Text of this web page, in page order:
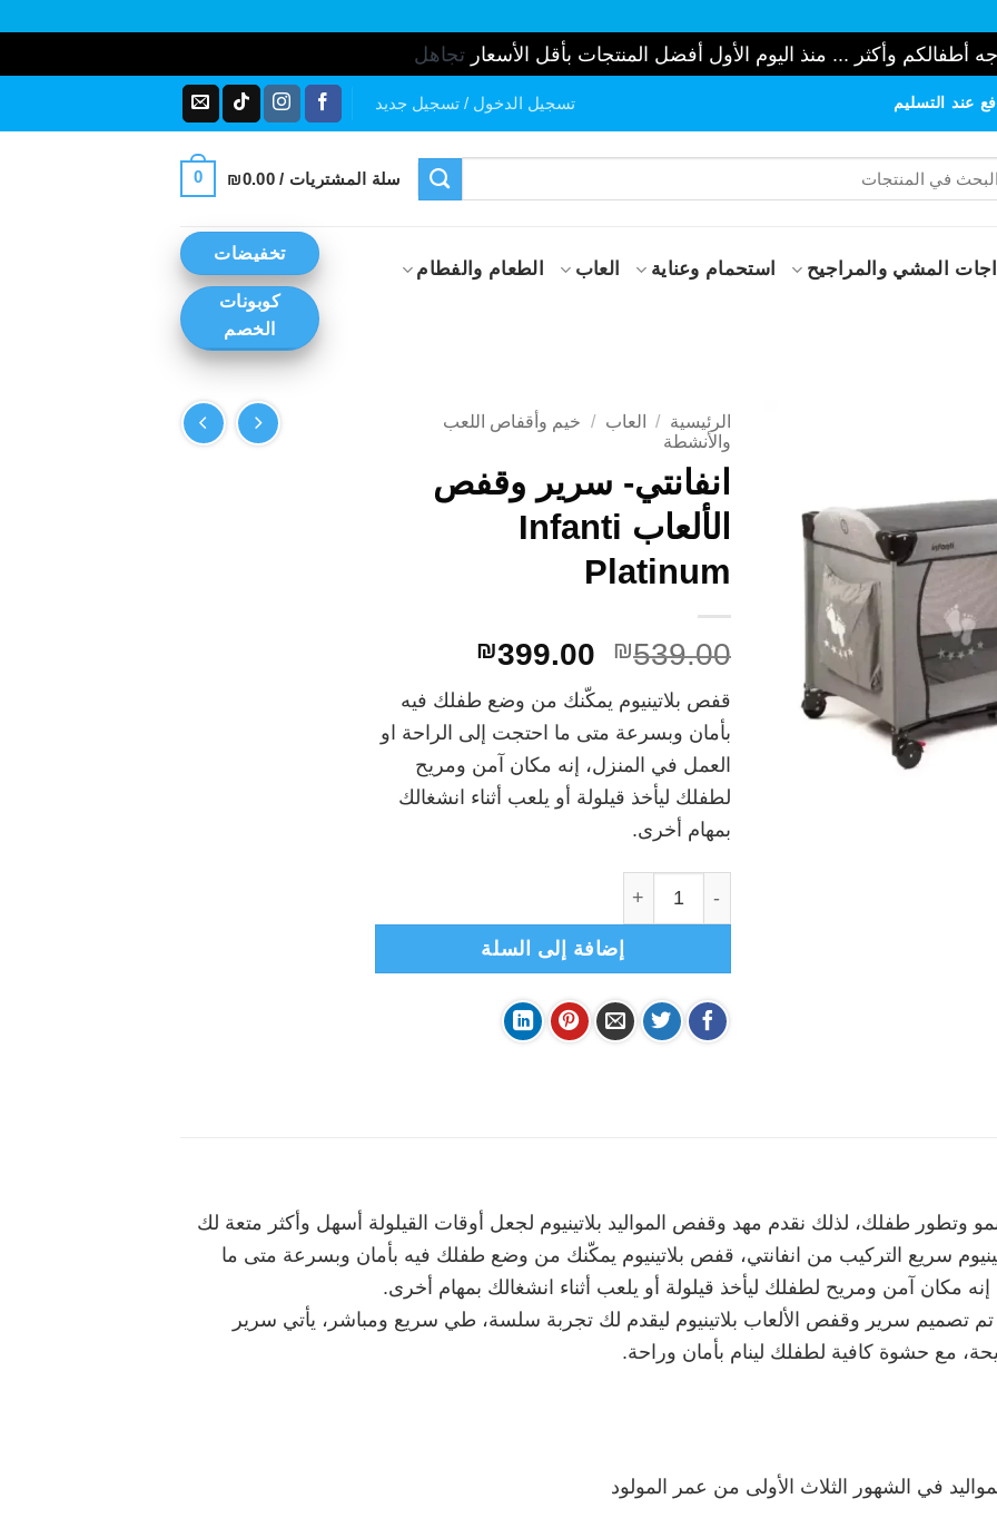
أطفالكم وأكثر ... منذ اليوم الأول أفضل المنتجات بأقل الأسعار تجاهل
عند التسليم تسجيل الدخول / تسجيل جديد
سلة المشتريات / ₪0.00
0
المشي والمراجيح استحمام وعناية العاب الطعام والفطام
تخفيضات
كوبونات
الخصم
الرئيسية / العاب / خيم وأقفاص اللعب
والأنشطة
انفانتي- سرير وقفص
الألعاب Infanti
Platinum
₪539.00
السعر
الأصلي
هو:
₪539.00.
₪399.00
الحالي
هو:
₪399.00.
قفص بلاتينيوم يمكّنك من وضع طفلك فيه
بأمان وبسرعة متى ما احتجت إلى الراحة او
العمل في المنزل، إنه مكان آمن ومريح
لطفلك ليأخذ قيلولة أو يلعب أثناء انشغالك
بمهام أخرى.
إضافة إلى السلة
طفلك، لذلك نقدم مهد وقفص المواليد بلاتينيوم لجعل أوقات القيلولة أسهل وأكثر متعة لك
سريع التركيب من انفانتي، قفص بلاتينيوم يمكّنك من وضع طفلك فيه بأمان وبسرعة متى ما
مكان آمن ومريح لطفلك ليأخذ قيلولة أو يلعب أثناء انشغالك بمهام أخرى.
تم تصميم سرير وقفص الألعاب بلاتينيوم ليقدم لك تجربة سلسة، طي سريع ومباشر، يأتي سرير
مع حشوة كافية لطفلك لينام بأمان وراحة.
في الشهور الثلاث الأولى من عمر المولود